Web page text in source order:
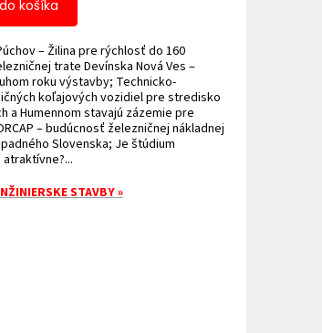
košíka
– Žilina pre rýchlosť do 160
trate Devínska Nová Ves –
roku výstavby; Technicko-
koľajových vozidiel pre stredisko
a Humennom stavajú zázemie pre
– budúcnosť železničnej nákladnej
Slovenska; Je štúdium
STAVBY »